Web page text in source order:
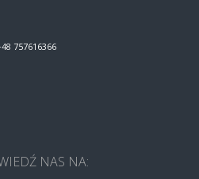
757616366
NAS NA: